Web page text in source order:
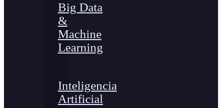
Big Data
&
Machine
Learning
Inteligencia
Artificial